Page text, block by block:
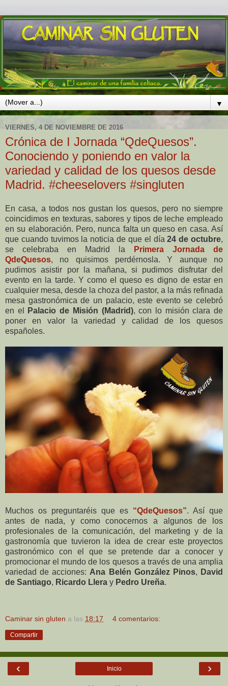
▼
VIERNES, 4 DE NOVIEMBRE DE 2016
Crónica de I Jornada “QdeQuesos”.
Conociendo y poniendo en valor la
variedad y calidad de los quesos desde
Madrid. #cheeselovers #singluten
En casa, a todos nos gustan los quesos, pero no siempre
coincidimos en texturas, sabores y tipos de leche empleado
en su elaboración. Pero, nunca falta un queso en casa. Así
que cuando tuvimos la noticia de que el día24 de octubre,
se celebraba en Madrid la
Primera Jornada de
QdeQuesos, no quisimos perdérnosla. Y aunque no
pudimos asistir por la mañana, si pudimos disfrutar del
evento en la tarde. Y como el queso es digno de estar en
cualquier mesa, desde la choza del pastor, a la más refinada
mesa gastronómica de un palacio, este evento se celebró
en el
Palacio de Misión (Madrid), con lo misión clara de
poner en valor la variedad y calidad de los quesos
españoles.
Muchos os preguntaréis que es “QdeQuesos”. Así que
antes de nada, y como conocernos a algunos de los
profesionales de la comunicación, del marketing y de la
gastronomía que tuvieron la idea de crear este proyectos
gastronómico con el que se pretende dar a conocer y
promocionar el mundo de los quesos a través de una amplia
variedad de acciones: Ana Belén González Pinos, David
de Santiago, Ricardo Llera y Pedro Ureña.
Caminar sin gluten a las 18:17 4 comentarios:
Compartir
‹ ›
Inicio